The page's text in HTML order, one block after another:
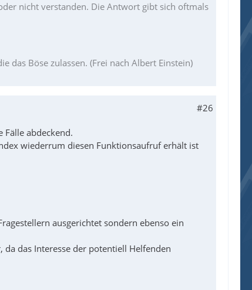
nicht verstanden. Die Antwort gibt sich oftmals
das Böse zulassen. (Frei nach Albert Einstein)
#26
abdeckend.
wiederrum diesen Funktionsaufruf erhält ist
ausgerichtet sondern ebenso ein
das Interesse der potentiell Helfenden